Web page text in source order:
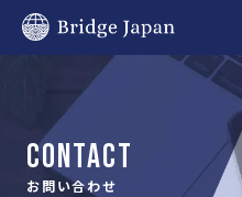
CONTACT
お問い合わせ